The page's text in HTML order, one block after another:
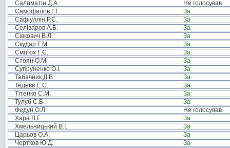
Саламатін Д.А.
Не голосував
Самофалов Г.Г.
За
Сафіуллін Р.С.
За
Селіваров А.Б.
За
Сівкович В.Л.
За
Скудар Г.М.
За
Смітюх Г.Є.
За
Стоян О.М.
За
Супруненко О.І.
За
Табачник Д.В.
За
Тедеєв Е.С.
За
Тітенко С.М.
За
Тулуб С.Б.
За
Федун О.Л.
Не голосував
Хара В.Г.
За
Хмельницький В.І.
За
Царьов О.А.
За
Чертков Ю.Д.
За